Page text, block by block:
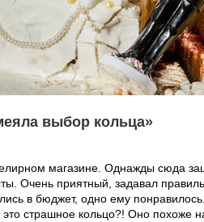
выбор кольца»
магазине. Однажды сюда
Очень приятный, задавал
в бюджет, одно ему
это страшное кольцо?! Оно похоже